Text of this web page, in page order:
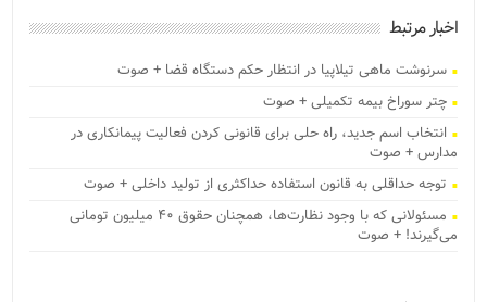
اخبار مرتبط
سرنوشت ماهی تیلاپیا در انتظار حکم دستگاه قضا + صوت
چتر سوراخ بیمه تکمیلی + صوت
انتخاب اسم جدید، راه حلی برای قانونی کردن فعالیت پیمانکاری در
مدارس + صوت
توجه حداقلی به قانون استفاده حداکثری از تولید داخلی + صوت
مسئولانی که با وجود نظارت‌ها، همچنان حقوق ۴۰ میلیون تومانی
می‌گیرند! + صوت